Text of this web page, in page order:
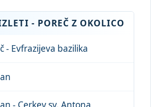
- POREČ Z OKOLICO
- Evfrazijeva bazilika
- Cerkev sv. Antona